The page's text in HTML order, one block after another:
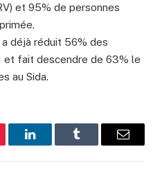
et 95% de personnes
déjà réduit 56% des
et fait descendre de 63% le
au Sida.
LinkedInTumblr Email